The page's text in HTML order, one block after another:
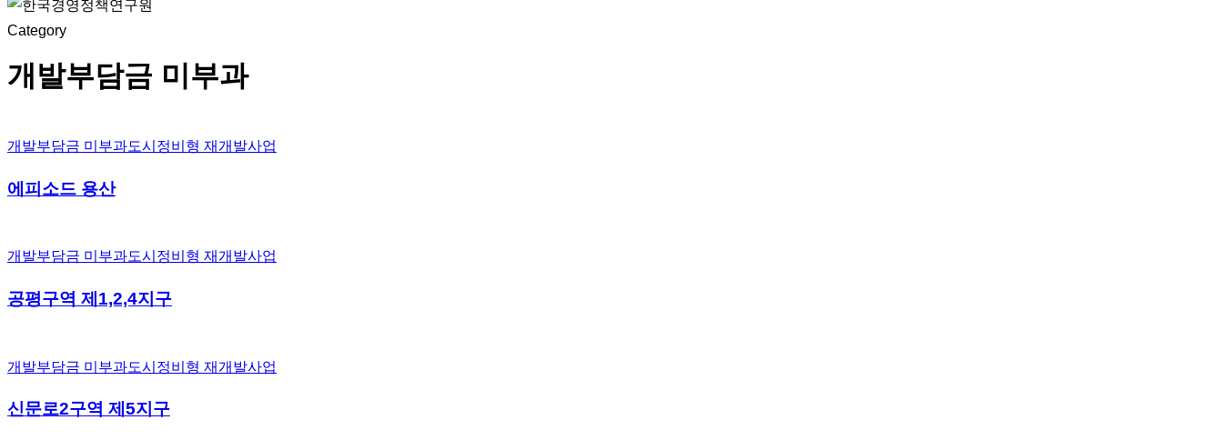
Category
개발부담금 미부과
개발부담금 미부과도시정비형 재개발사업
에피소드 용산
개발부담금 미부과도시정비형 재개발사업
공평구역 제1,2,4지구
개발부담금 미부과도시정비형 재개발사업
신문로2구역 제5지구